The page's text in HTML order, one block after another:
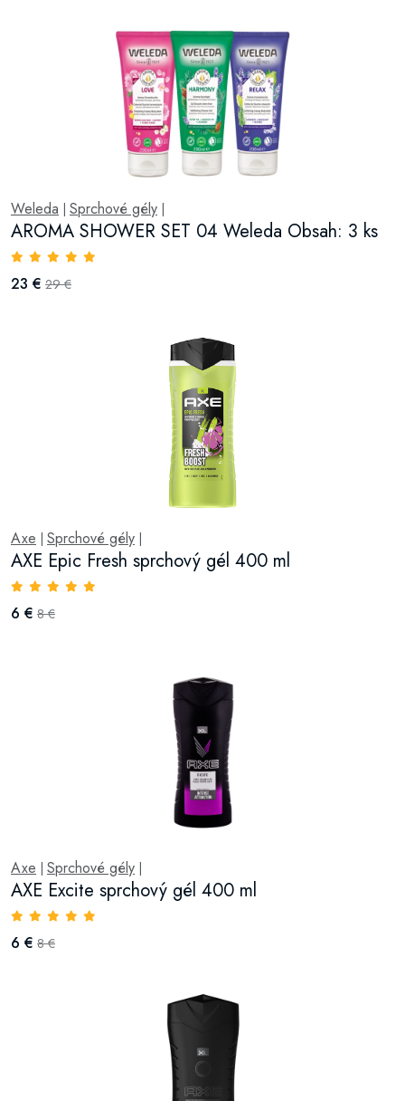
Weleda | Sprchové gély |
AROMA SHOWER SET 04 Weleda Obsah: 3 ks
23 € 29 €
Axe | Sprchové gély |
AXE Epic Fresh sprchový gél 400 ml
6 € 8 €
Axe | Sprchové gély |
AXE Excite sprchový gél 400 ml
6 € 8 €